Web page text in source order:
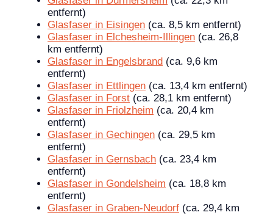
entfernt)
Glasfaser in Eisingen (ca. 8,5 km entfernt)
Glasfaser in Elchesheim-Illingen (ca. 26,8
km entfernt)
Glasfaser in Engelsbrand (ca. 9,6 km
entfernt)
Glasfaser in Ettlingen (ca. 13,4 km entfernt)
Glasfaser in Forst (ca. 28,1 km entfernt)
Glasfaser in Friolzheim (ca. 20,4 km
entfernt)
Glasfaser in Gechingen (ca. 29,5 km
entfernt)
Glasfaser in Gernsbach (ca. 23,4 km
entfernt)
Glasfaser in Gondelsheim (ca. 18,8 km
entfernt)
Glasfaser in Graben-Neudorf (ca. 29,4 km